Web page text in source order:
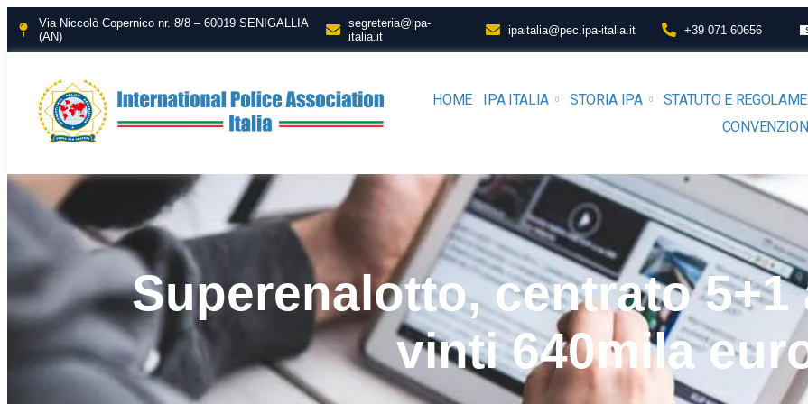
Via Niccolò Copernico nr. 8/8 – 60019 SENIGALLIA
(AN)
segreteria@ipa-
italia.it
ipaitalia@pec.ipa-italia.it +39 071 60656
HOME IPA ITALIA STORIA IPA STATUTO E
Superenalotto, centrato 5+1
vinti 640mila